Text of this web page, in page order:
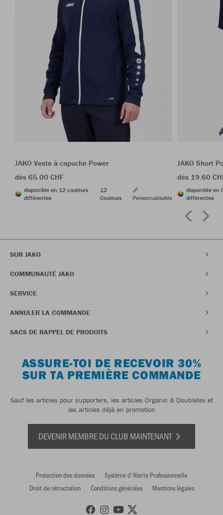
JAKO Veste à capuche Power
dès 65.00 CHF
disponible en 12 couleurs
différentes
12
Couleurs
Personnalisable
JAKO Short
dès 19.60
disponible en
différentes
SUR JAKO
COMMUNAUTÉ JAKO
SERVICE
ANNULER LA COMMANDE
SACS DE RAPPEL DE PRODUITS
ASSURE-TOI DE RECEVOIR 30%
SUR TA PREMIÈRE COMMANDE
Sauf les articles pour supporters, les articles Organic & Doubletex et
les articles déjà en promotion
DEVENIR MEMBRE DU CLUB MAINTENANT
Protection des données
Système d'Alerte Professionnelle
Droit de rétractation
Conditions générales Mentions légales